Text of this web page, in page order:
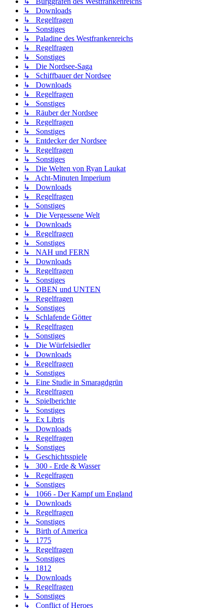
↳ Downloads
↳ Regelfragen
↳ Sonstiges
↳ Paladine des Westfrankenreichs
↳ Regelfragen
↳ Sonstiges
↳ Die Nordsee-Saga
↳ Schiffbauer der Nordsee
↳ Downloads
↳ Regelfragen
↳ Sonstiges
↳ Räuber der Nordsee
↳ Regelfragen
↳ Sonstiges
↳ Entdecker der Nordsee
↳ Regelfragen
↳ Sonstiges
↳ Die Welten von Ryan Laukat
↳ Acht-Minuten Imperium
↳ Downloads
↳ Regelfragen
↳ Sonstiges
↳ Die Vergessene Welt
↳ Downloads
↳ Regelfragen
↳ Sonstiges
↳ NAH und FERN
↳ Downloads
↳ Regelfragen
↳ Sonstiges
↳ OBEN und UNTEN
↳ Regelfragen
↳ Sonstiges
↳ Schlafende Götter
↳ Regelfragen
↳ Sonstiges
↳ Die Würfelsiedler
↳ Downloads
↳ Regelfragen
↳ Sonstiges
↳ Eine Studie in Smaragdgrün
↳ Regelfragen
↳ Spielberichte
↳ Sonstiges
↳ Ex Libris
↳ Downloads
↳ Regelfragen
↳ Sonstiges
↳ Geschichtsspiele
↳ 300 - Erde & Wasser
↳ Regelfragen
↳ Sonstiges
↳ 1066 - Der Kampf um England
↳ Downloads
↳ Regelfragen
↳ Sonstiges
↳ Birth of America
↳ 1775
↳ Regelfragen
↳ Sonstiges
↳ 1812
↳ Downloads
↳ Regelfragen
↳ Sonstiges
↳ Conflict of Heroes